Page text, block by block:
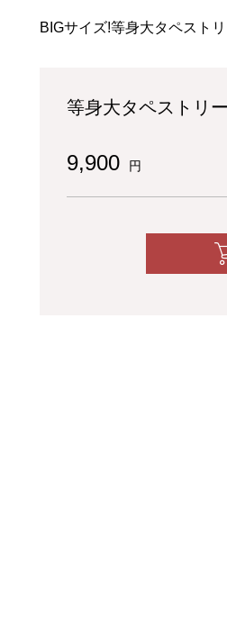
BIGサイズ!等身大タペスト
等身大タペストリ
9,900 円